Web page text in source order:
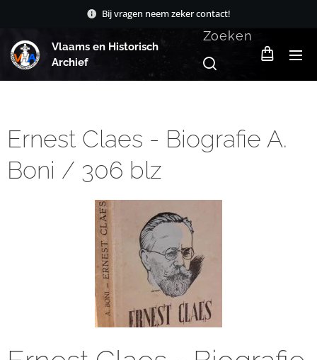
Bij vragen neem zeker contact!
Vlaams en Historisch
Archief
Zoeken
Ernest Claes - Biografie A.
Boni / 306 blz